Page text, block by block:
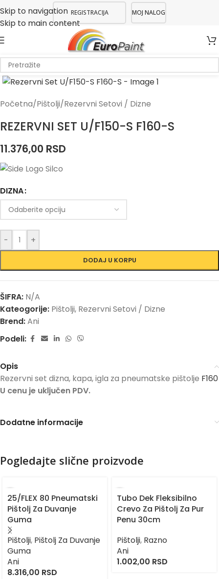
Skip to navigation
Skip to main content
REGISTRACIJA MOJ NALOG
Početna/Pištolji/Rezervni Setovi / Dizne
REZERVNI SET U/F150-S F160-S
11.376,00 RSD
DIZNA
- +
DODAJ U KORPU
ŠIFRA: N/A
Kateogorije: Pištolji, Rezervni Setovi / Dizne
Brend:Ani
Podeli:
Opis
Rezervni set dizna, kapa, igla za pneumatske pištolje F160
U cenu je uključen PDV.
Dodatne informacije
Pogledajte slične proizvode
25/FLEX 80 Pneumatski
Pištolj Za Duvanje
Guma
Pištolji, Pištolj Za Duvanje
Guma
Ani
8.316,00 RSD
Tubo Dek Fleksibilno
Crevo Za Pištolj Za Pur
Penu 30cm
Pištolji, Razno
Ani
1.002,00 RSD